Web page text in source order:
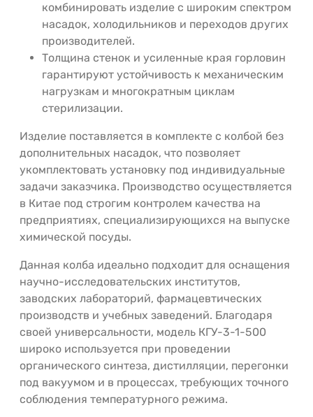
комбинировать изделие с широким спектром
насадок, холодильников и переходов других
производителей.
Толщина стенок и усиленные края горловин
гарантируют устойчивость к механическим
нагрузкам и многократным циклам
стерилизации.
Изделие поставляется в комплекте с колбой без
дополнительных насадок, что позволяет
укомплектовать установку под индивидуальные
задачи заказчика. Производство осуществляется
в Китае под строгим контролем качества на
предприятиях, специализирующихся на выпуске
химической посуды.
Данная колба идеально подходит для оснащения
научно-исследовательских институтов,
заводских лабораторий, фармацевтических
производств и учебных заведений. Благодаря
своей универсальности, модель КГУ-3-1-500
широко используется при проведении
органического синтеза, дистилляции, перегонки
под вакуумом и в процессах, требующих точного
соблюдения температурного режима.